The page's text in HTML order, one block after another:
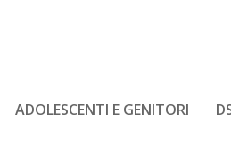
ADOLESCENTI E GENITORI